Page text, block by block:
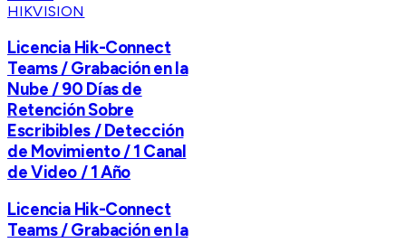
HIKVISION
Licencia Hik-Connect
Teams / Grabación en la
Nube / 90 Días de
Retención Sobre
Escribibles / Detección
de Movimiento / 1 Canal
de Video / 1 Año
Licencia Hik-Connect
Teams / Grabación en la